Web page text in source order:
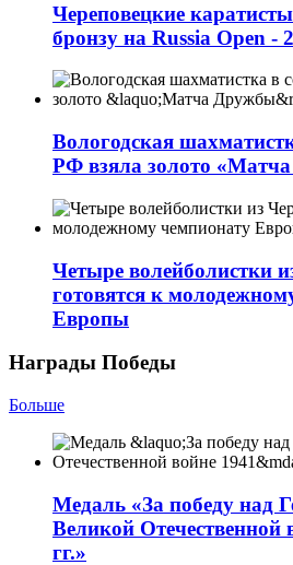
Череповецкие
бронзу на Russia Open -
Вологодская
РФ взяла золото
Четыре волейболистки
готовятся к
Европы
Награды Победы
Больше
Медаль «За победу над
Великой Отечественной
гг.»